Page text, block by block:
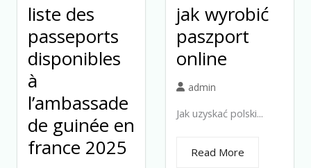
liste des
passeports
disponibles
à
l’ambassade
de guinée en
france 2025
jak wyrobić
paszport
online
admin
Jak uzyskać polski...
Read More